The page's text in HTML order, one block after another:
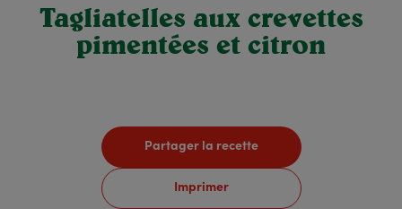
Tagliatelles aux crevettes
pimentées et citron
Partager la recette
Imprimer